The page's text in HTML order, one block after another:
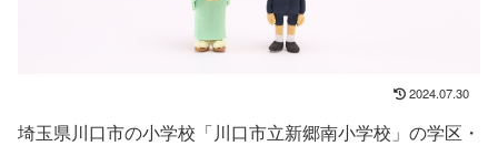
2024.07.30
埼玉県川口市の小学校「川口市立新郷南小学校」の学区・